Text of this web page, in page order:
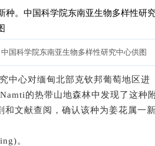
国科学院东南亚生物多样性研究中心供图
心对缅甸北部克钦邦葡萄地区进
的热带山地森林中发现了这种
文献查阅，确认该种为姜花属一新
。